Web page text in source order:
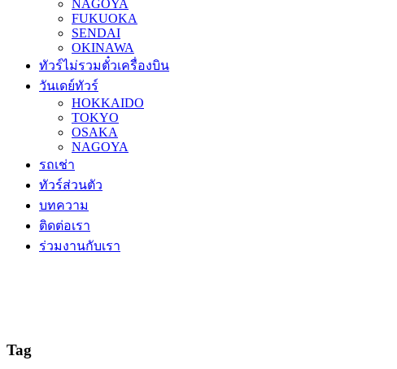
NAGOYA
FUKUOKA
SENDAI
OKINAWA
ทัวร์ไม่รวมตั๋วเครื่องบิน
วันเดย์ทัวร์
HOKKAIDO
TOKYO
OSAKA
NAGOYA
รถเช่า
ทัวร์ส่วนตัว
บทความ
ติดต่อเรา
ร่วมงานกับเรา
Tag